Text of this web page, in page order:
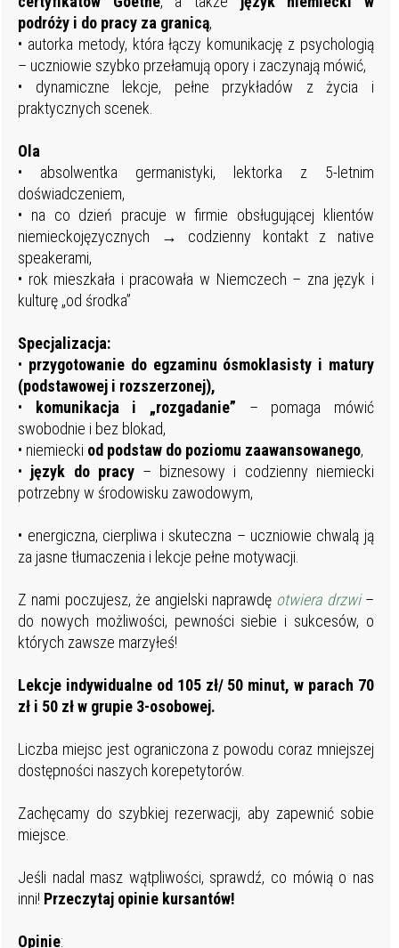
podróży i do pracy za granicą,
• autorka metody, która łączy komunikację z psychologią
– uczniowie szybko przełamują opory i zaczynają mówić,
• dynamiczne lekcje, pełne przykładów z życia i
praktycznych scenek.
Ola
• absolwentka germanistyki, lektorka z 5-letnim
doświadczeniem,
• na co dzień pracuje w firmie obsługującej klientów
niemieckojęzycznych → codzienny kontakt z native
speakerami,
• rok mieszkała i pracowała w Niemczech – zna język i
kulturę „od środka”
Specjalizacja:
• przygotowanie do egzaminu ósmoklasisty i matury
(podstawowej i rozszerzonej),
•
komunikacja i „rozgadanie” – pomaga mówić
swobodnie i bez blokad,
• niemiecki od podstaw do poziomu zaawansowanego,
• język do pracy– biznesowy i codzienny niemiecki
potrzebny w środowisku zawodowym,
• energiczna, cierpliwa i skuteczna – uczniowie chwalą ją
za jasne tłumaczenia i lekcje pełne motywacji.
Z nami poczujesz, że angielski naprawdę otwiera drzwi–
do nowych możliwości, pewności siebie i sukcesów, o
których zawsze marzyłeś!
Lekcje indywidualne od 105 zł/ 50 minut, w parach 70
zł i 50 zł w grupie 3-osobowej.
Liczba miejsc jest ograniczona z powodu coraz mniejszej
dostępności naszych korepetytorów.
Zachęcamy do szybkiej rezerwacji, aby zapewnić sobie
miejsce.
Jeśli nadal masz wątpliwości, sprawdź, co mówią o nas
inni! Przeczytaj opinie kursantów!
Opinie: